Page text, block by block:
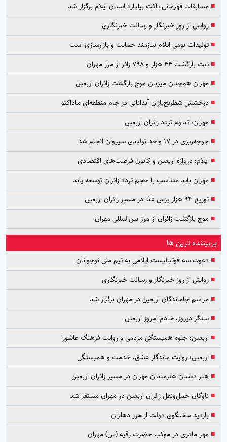
■مسابقات قهرمانی پاکت بیلیارد استان ایلام برگزار شد
■روایتی از روز خبرنگار و رسالت خبرنگاری
■تولیدات بومی ایلام نیازمند حمایت و بازارسازی است
■ثبت بازگشت ۴۴ هزار و ۷۹۸ زائر از مرز مهران
■مهران همچنان میزبان موج بازگشت زائران اربعین
■درخشش شطرنج‌بازان آبدانانی در جام منطقه‌ای ماداکتو
■مهران؛ تداوم تردد زائران اربعین
■جوجه‌ریزی در ۱۷ واحد تولیدی سیروان انجام شد
■ ایلام؛ دروازه اربعین و کانون فرصت‌های اقتصادی
■مهران باید متناسب با حجم تردد زائران توسعه یابد
■توزیع ۹۳ هزار پرس غذا در مسیر زائران اربعین
■موج بازگشت زائران از مرز بین‌المللی مهران
پربیننده ترین ها
■دعوت سه فوتبالیست ایلامی به تیم ملی نوجوانان
■روایتی از روز خبرنگار و رسالت خبرنگاری
■مراسم جاماندگان اربعین در مهران برگزار شد
■سنگر دیروز، خادم امروز اربعین
■ اربعین؛ جلوه همبستگی مردمی و روایت فرهنگ عاشورا
■ اربعین؛ روایت ماندگار عشق، خدمت و همبستگی
■ هنر دستان هنرمندان مهران در مسیر زائران اربعین
■ناوگان حمل‌ونقل زائران اربعین در مهران مستقر شد
■بازدید سخنگوی دولت از مرز دهلران
■مهر مادری در موکب حضرت رقیه (س) مهران